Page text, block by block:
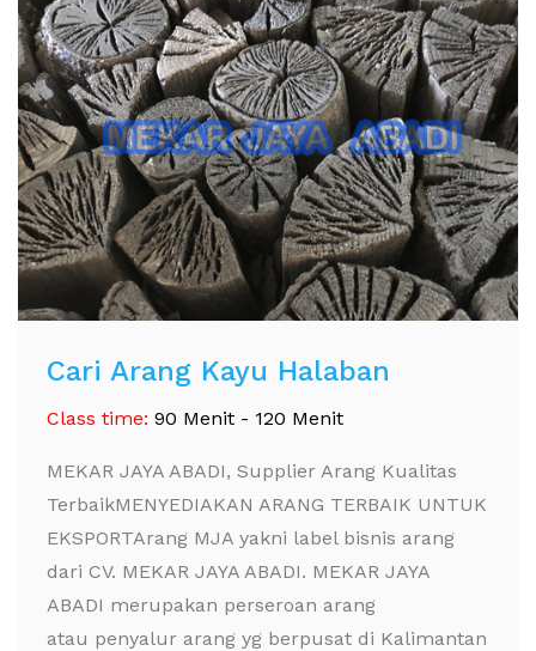
Cari Arang Kayu Halaban
Class time: 90 Menit - 120 Menit
MEKAR JAYA ABADI, Supplier Arang Kualitas
TerbaikMENYEDIAKAN ARANG TERBAIK UNTUK
EKSPORTArang MJA yakni label bisnis arang
dari CV. MEKAR JAYA ABADI. MEKAR JAYA
ABADI merupakan perseroan arang
atau penyalur arang yg berpusat di Kalimantan